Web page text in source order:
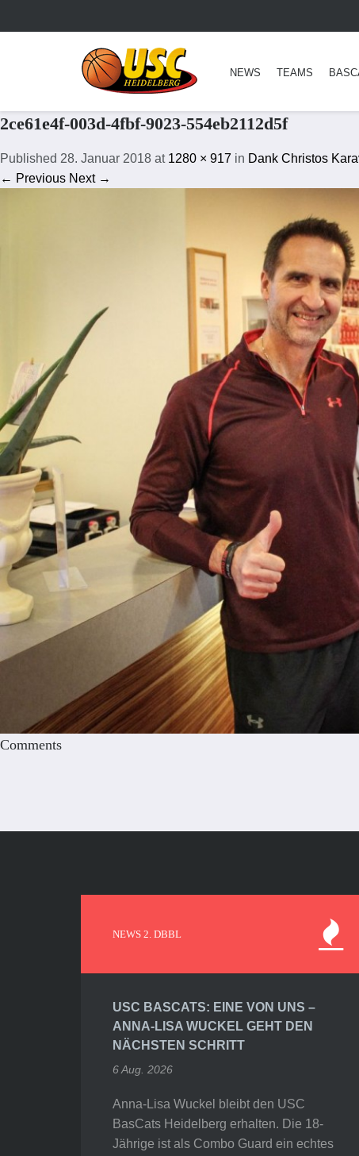
NEWS TEAMS
2ce61e4f-003d-4fbf-9023-554eb2112d5f
Published 28. Januar 2018 at 1280 × 917 in Dank Christos
← Previous Next →
Comments
NEWS 2. DBBL
USC BASCATS: EINE VON UNS –
ANNA-LISA WUCKEL GEHT DEN
NÄCHSTEN SCHRITT
6 Aug. 2026
Anna-Lisa Wuckel bleibt den USC
BasCats Heidelberg erhalten. Die 18-
Jährige ist als Combo Guard ein echtes